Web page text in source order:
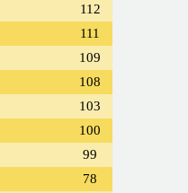
112
111
109
108
103
100
99
78